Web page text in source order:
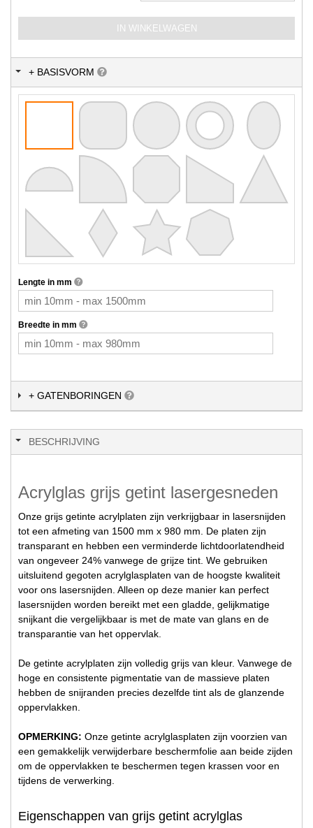
IN WINKELWAGEN
+ BASISVORM
Lengte in mm
Breedte in mm
+ GATENBORINGEN
BESCHRIJVING
Acrylglas grijs getint lasergesneden
Onze grijs getinte acrylplaten zijn verkrijgbaar in lasersnijden
tot een afmeting van 1500 mm x 980 mm. De platen zijn
transparant en hebben een verminderde lichtdoorlatendheid
van ongeveer 24% vanwege de grijze tint. We gebruiken
uitsluitend gegoten acrylglasplaten van de hoogste kwaliteit
voor ons lasersnijden. Alleen op deze manier kan perfect
lasersnijden worden bereikt met een gladde, gelijkmatige
snijkant die vergelijkbaar is met de mate van glans en de
transparantie van het oppervlak.
De getinte acrylplaten zijn volledig grijs van kleur. Vanwege de
hoge en consistente pigmentatie van de massieve platen
hebben de snijranden precies dezelfde tint als de glanzende
oppervlakken.
OPMERKING: Onze getinte acrylglasplaten zijn voorzien van
een gemakkelijk verwijderbare beschermfolie aan beide zijden
om de oppervlakken te beschermen tegen krassen voor en
tijdens de verwerking.
Eigenschappen van grijs getint acrylglas